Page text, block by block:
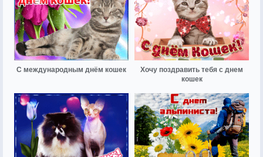
С международным днём кошек
Хочу поздравить тебя с днем
кошек